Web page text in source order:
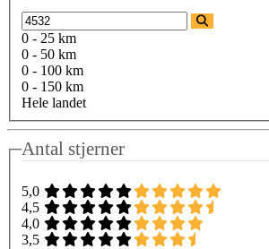
0 - 25 km
0 - 50 km
0 - 100 km
0 - 150 km
Hele landet
Antal stjerner
5,0
4,5
4,0
3,5